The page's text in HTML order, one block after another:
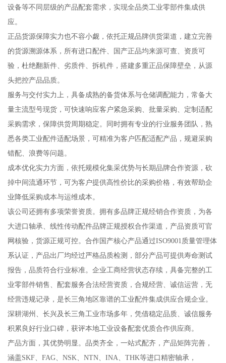
设备等不同层级的产品配套需求，实现全品类工业零部件集成供
应。
正品货源保障实力也不容小觑，依托正规品牌供货渠道，建立完善
的货源溯源体系，所有进口配件、国产正品均来源可查、资质可
验，杜绝翻新件、劣质件、拆机件，搭建多重正品保障壁垒，从源
头把控产品品质。
服务与交付实力上，具备成熟的备货体系与仓储调配能力，常备大
量主流型号现货，可快速响应客户紧急采购、批量采购、定制适配
采购需求，保障供货周期稳定。同时拥有专业的行业服务团队，熟
悉各类工业配件适配场景，可精准为客户匹配适配产品，规避采购
错配、浪费等问题。
成本优化实力方面，依托规模化集采优势与长期品牌合作资源，砍
掉中间流通环节，可为客户提供高性价比的采购价格，有效帮助企
业降低采购成本与运维成本。
该公司还拥有多项荣誉资质。拥有多品牌正规经销合作资质，为各
大进口轴承、线性传动配件品牌正规授权合作渠道，产品资质可官
网核验，货源正规可控。合作国产核心产品通过ISO9001质量管理体
系认证，产品出厂均经过严格品质检测，部分产品可提供寿命测试
报告，品质符合行业标准。企业工商经营状态存续，具备完整的工
业零部件销售、配套服务合法经营资质，合规经营、诚信运营，无
经营违规记录，是长三角地区靠谱的工业配件集成供应合规企业。
深耕湖州、长兴及长三角工业市场多年，凭借稳定品质、诚信服务
积累良好行业口碑，获评本地工业设备配套优质合作供应商。
产品方面，其优势明显。品类齐全，一站式配齐，产品矩阵完善，
涵盖SKF、FAG、NSK、NTN、INA、THK等进口精密轴承，